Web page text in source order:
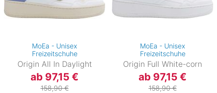
MoEa - Unisex
Freizeitschuhe
Origin All In Daylight
ab 97,15 €
158,90 €
MoEa - Unisex
Freizeitschuhe
Origin Full White-corn
ab 97,15 €
158,90 €